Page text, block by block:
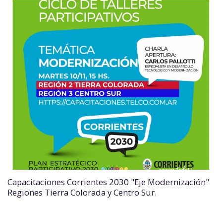
Capacitaciones Corrientes 2030 "Eje Modernización"
Regiones Tierra Colorada y Centro Sur.